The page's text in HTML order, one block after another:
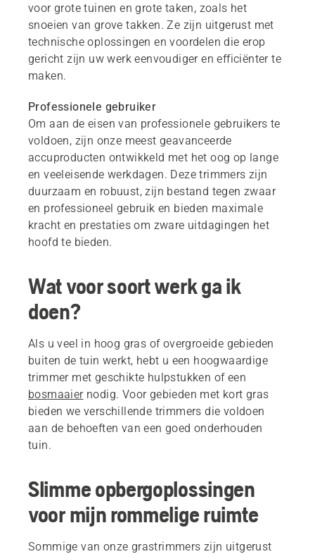
voor grote tuinen en grote taken, zoals het
snoeien van grove takken. Ze zijn uitgerust met
technische oplossingen en voordelen die erop
gericht zijn uw werk eenvoudiger en efficiënter te
maken.
Professionele gebruiker
Om aan de eisen van professionele gebruikers te
voldoen, zijn onze meest geavanceerde
accuproducten ontwikkeld met het oog op lange
en veeleisende werkdagen. Deze trimmers zijn
duurzaam en robuust, zijn bestand tegen zwaar
en professioneel gebruik en bieden maximale
kracht en prestaties om zware uitdagingen het
hoofd te bieden.
Wat voor soort werk ga ik
doen?
Als u veel in hoog gras of overgroeide gebieden
buiten de tuin werkt, hebt u een hoogwaardige
trimmer met geschikte hulpstukken of een
bosmaaiernodig. Voor gebieden met kort gras
bieden we verschillende trimmers die voldoen
aan de behoeften van een goed onderhouden
tuin.
Slimme opbergoplossingen
voor mijn rommelige ruimte
Sommige van onze grastrimmers zijn uitgerust